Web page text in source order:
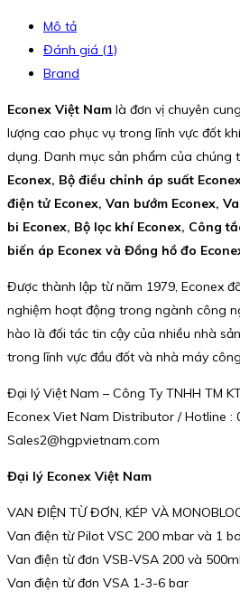
Mô tả
Đánh giá (1)
Brand
Econex Việt Nam là đơn vị chuyên
lượng cao phục vụ trong lĩnh vực đốt
dụng. Danh mục sản phẩm của chúng
Econex, Bộ điều chỉnh áp suất
điện tử Econex, Van bướm Econex,
bi Econex, Bộ lọc khí Econex, Công
biến áp Econex và Đồng hồ đo
Được thành lập từ năm 1979, Econex
nghiệm hoạt động trong ngành công
hào là đối tác tin cậy của nhiều nhà
trong lĩnh vực đầu đốt và nhà máy
Đại lý Việt Nam – Công Ty TNHH TM
Econex Viet Nam Distributor / Hotline :
Sales2@hgpvietnam.com
Đại lý Econex Việt Nam
VAN ĐIỆN TỪ ĐƠN, KÉP VÀ
Van điện từ Pilot VSC 200 mbar và 1
Van điện từ đơn VSB-VSA 200 và
Van điện từ đơn VSA 1-3-6 bar